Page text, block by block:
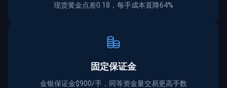
现货黄金点差0.18，每手成本直降64%
固定保证金
金银保证金$900/手，同等资金量交易更高手数